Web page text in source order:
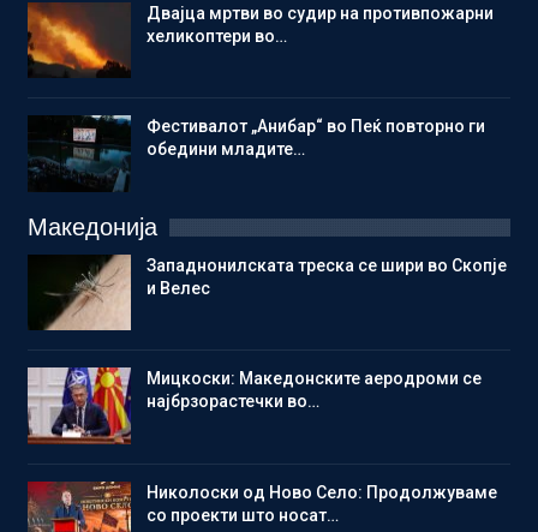
Двајца мртви во судир на противпожарни
хеликоптери во…
Фестивалот „Анибар“ во Пеќ повторно ги
обедини младите…
Македонија
Западнонилската треска се шири во Скопје
и Велес
Мицкоски: Македонските аеродроми се
најбрзорастечки во…
Николоски од Ново Село: Продолжуваме
со проекти што носат…